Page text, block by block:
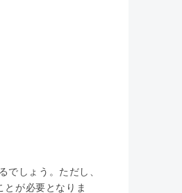
でしょう。ただし、
が必要となりま